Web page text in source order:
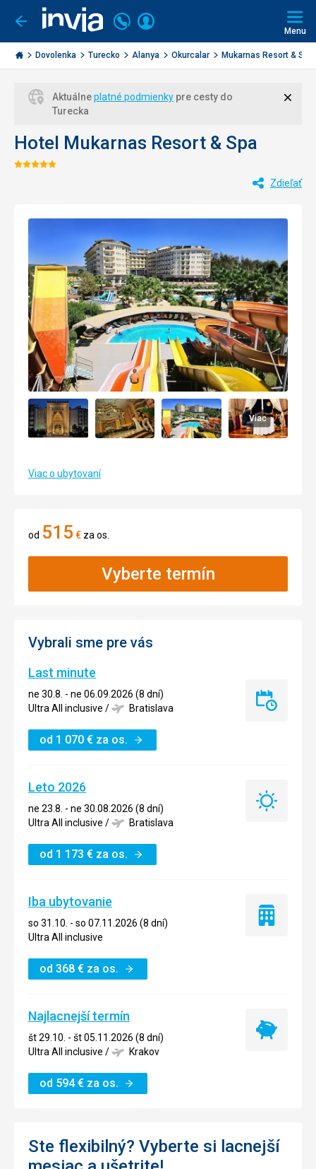
Ísť
späť
Invia.sk
Volajte
+421
2
3221
Prihlásiť
Menu
Dovolenka Turecko Alanya Okurcalar Mukarnas Resort & Spa
Aktuálneplatné podmienky pre cesty do
Turecka
Hotel Mukarnas Resort & Spa
Hodnotenie:
Zdieľať
Viac
Viac o ubytovaní
od 515 € za os.
Vyberte termín
Vybrali sme pre vás
Last minute
ne 30.8. - ne 06.09.2026 (8 dní)
Ultra All inclusive / Bratislava
od 1 070 € za os.
Last
Leto 2026
ne 23.8. - ne 30.08.2026 (8 dní)
Ultra All inclusive / Bratislava
od 1 173 € za os.
Leto
Iba ubytovanie
so 31.10. - so 07.11.2026 (8 dní)
Ultra All inclusive
od 368 € za os.
Iba
Najlacnejší termín
št 29.10. - št 05.11.2026 (8 dní)
Ultra All inclusive / Krakov
od 594€ za os.
Najlacnejší
Ste flexibilný? Vyberte si lacnejší